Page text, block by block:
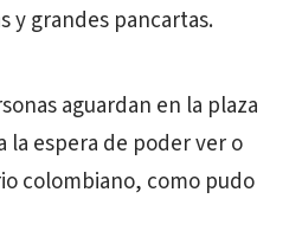
y grandes pancartas.
aguardan en la plaza
la espera de poder ver o
colombiano, como pudo